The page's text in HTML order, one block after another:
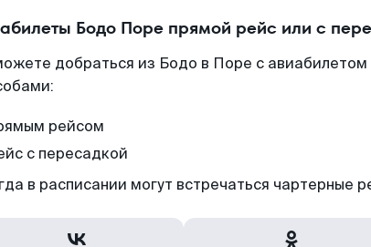
Бодо Поре прямой рейс или с
добраться из Бодо в Поре с авиабилетом
рейсом
с пересадкой
в расписании могут встречаться чартерные